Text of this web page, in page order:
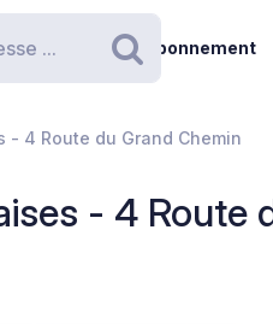
Suchen
Abonnement
- 4 Route du Grand Chemin
- 4 Route